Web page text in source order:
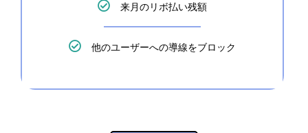
来月のリボ払い残額
他のユーザーへの導線をブロック